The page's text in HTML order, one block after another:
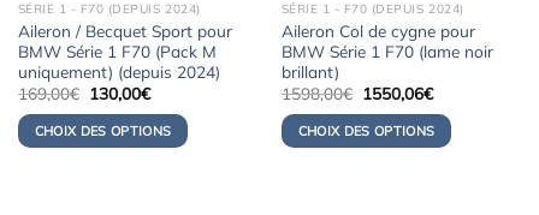
SÉRIE 1 - F70 (DEPUIS 2024)
Aileron / Becquet Sport pour
BMW Série 1 F70 (Pack M
uniquement) (depuis 2024)
169,00€ Le
prix
initial
était :
169,00€.
130,00€Le
actuel
est :
130,00€.
CHOIX DES OPTIONS
SÉRIE 1 - F70 (DEPUIS 2024)
Aileron Col de cygne pour
BMW Série 1 F70 (lame noir
brillant)
1598,00€ Le
prix
initial
était :
1598,00€.
1550,06€Le
actuel
est :
1550,06€.
CHOIX DES OPTIONS